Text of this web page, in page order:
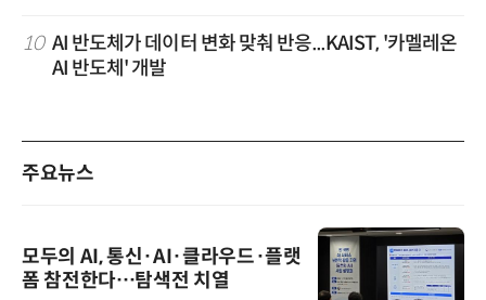
10 AI 반도체가 데이터 변화 맞춰 반응...KAIST, '카멜레온
AI 반도체' 개발
주요뉴스
모두의 AI, 통신·AI·클라우드·플랫
폼 참전한다…탐색전 치열